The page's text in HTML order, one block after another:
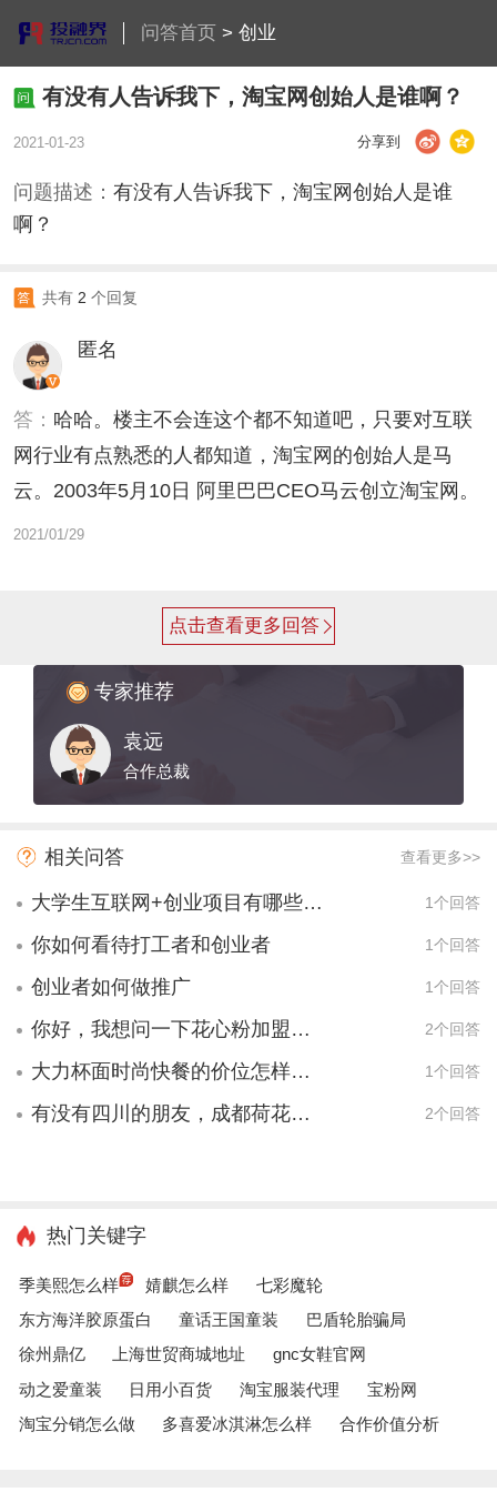
问答首页> 创业
有没有人告诉我下，淘宝网创始人是谁啊？
2021-01-23 分享到
问题描述： 有没有人告诉我下，淘宝网创始人是谁
啊？
共有 2 个回复
匿名
答： 哈哈。楼主不会连这个都不知道吧，只要对互联
网行业有点熟悉的人都知道，淘宝网的创始人是马
云。2003年5月10日 阿里巴巴CEO马云创立淘宝网。
2021/01/29
点击查看更多回答
专家推荐
袁远
合作总裁
相关问答 查看更多>>
大学生互联网+创业项目有哪些项目？ 1个回答
你如何看待打工者和创业者 1个回答
创业者如何做推广 1个回答
你好，我想问一下花心粉加盟渝北区有店吗？ 2个回答
大力杯面时尚快餐的价位怎样？贵吗？ 1个回答
有没有四川的朋友，成都荷花池批发市场在哪里呀？ 2个回答
热门关键字
季美熙怎么样 婧麒怎么样
七彩魔轮
东方海洋胶原蛋白
童话王国童装
巴盾轮胎骗局
徐州鼎亿
上海世贸商城地址
gnc女鞋官网
动之爱童装
日用小百货 淘宝服装代理
宝粉网
淘宝分销怎么做
多喜爱冰淇淋怎么样 合作价值分析